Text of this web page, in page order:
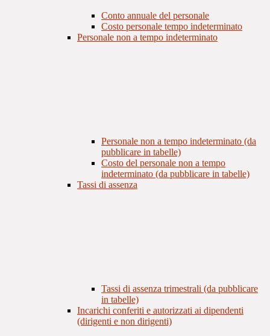
Conto annuale del personale
Costo personale tempo indeterminato
Personale non a tempo indeterminato
Personale non a tempo indeterminato (da
pubblicare in tabelle)
Costo del personale non a tempo
indeterminato (da pubblicare in tabelle)
Tassi di assenza
Tassi di assenza trimestrali (da pubblicare
in tabelle)
Incarichi conferiti e autorizzati ai dipendenti
(dirigenti e non dirigenti)